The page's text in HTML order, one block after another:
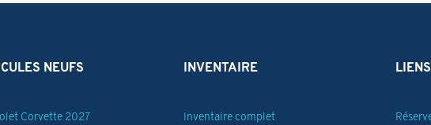
NEUFS
Corvette 2027
INVENTAIRE
Inventaire complet